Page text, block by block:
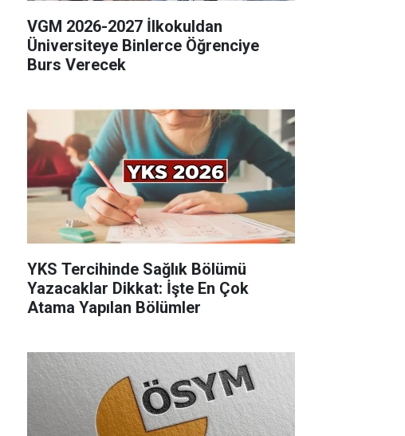
VGM 2026-2027 İlkokuldan
Üniversiteye Binlerce Öğrenciye
Burs Verecek
YKS Tercihinde Sağlık Bölümü
Yazacaklar Dikkat: İşte En Çok
Atama Yapılan Bölümler